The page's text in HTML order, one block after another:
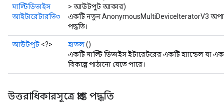
মাল্টিডিভাইস
আইটারেটারভি৩
> আউটপুট আকার)
একটি নতুন AnonymousMultiDeviceIteratorV3
পদ্ধতি।
আউটপুট <?> হাতল()
একটি মাল্টি ডিভাইস ইটারেটরের একটি হ্যান্ডেল যা
বিকল্পে পাঠানো যেতে পারে।
উত্তরাধিকারসূত্রে প্রাপ্ত পদ্ধতি